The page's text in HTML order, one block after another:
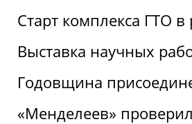
Старт комплекса ГТО
Выставка научных
Годовщина
«Менделеев»